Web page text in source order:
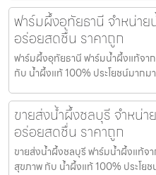
ฟาร์มผึ้งอุทัยธานี จำหน่า
อร่อยสดชื่น ราคาถูก
ฟาร์มผึ้งอุทัยธานี ฟาร์มน้ำผึ้งแท้จา
กับ น้ำผึ้งแท้ 100% ประโยชน์มากม
ขายส่งน้ำผึ้งชลบุรี จำหน่
อร่อยสดชื่น ราคาถูก
ขายส่งน้ำผึ้งชลบุรี ฟาร์มน้ำผึ้งแท้จ
สุขภาพ กับ น้ำผึ้งแท้ 100% ประโย